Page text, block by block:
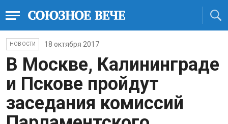
НОВОСТИ 18 октября 2017
В Москве, Калининграде
и Пскове пройдут
заседания комиссий